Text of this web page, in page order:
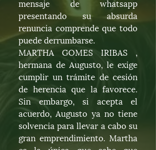
mensaje de whatsapp
presentando su absurda
renuncia comprende que todo
puede derrumbarse.
MARTHA GOMES IRIBAS ,
hermana de Augusto, le exige
cumplir un trámite de cesión
de herencia que la favorece.
Sin embargo, si acepta el
acuerdo, Augusto ya no tiene
solvencia para llevar a cabo su
gran emprendimiento. Martha